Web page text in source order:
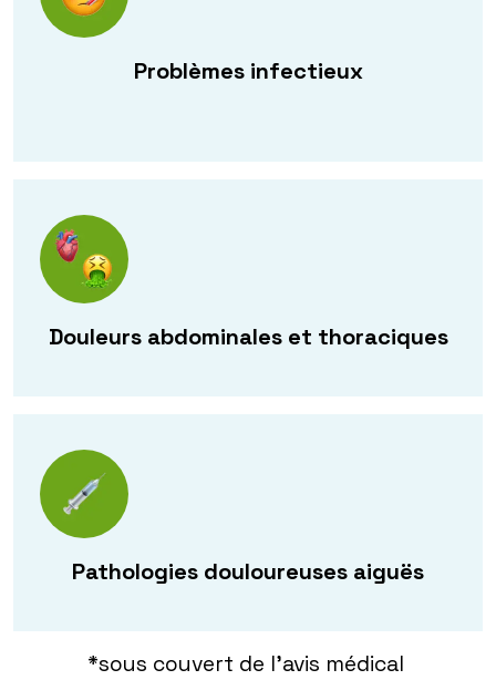
Problèmes infectieux
Douleurs abdominales et thoraciques
Pathologies douloureuses aiguës
*sous couvert de l’avis médical